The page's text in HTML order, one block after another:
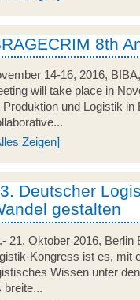
8th
14-16, 2016,
will take place in
Produktion und Logistik
Zeigen]
Deutscher
gestalten
21. Oktober 2016,
Kongress ist es, mit
Wissen unter
breite...